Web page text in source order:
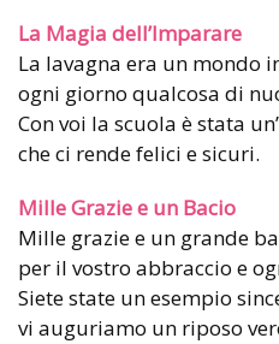
La Magia dell’Imparare
La lavagna era un mondo
ogni giorno qualcosa di
Con voi la scuola è stata
che ci rende felici e sicuri.
Mille Grazie e un Bacio
Mille grazie e un grande
per il vostro abbraccio e
Siete state un esempio
vi auguriamo un riposo